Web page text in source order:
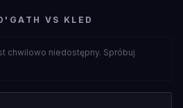
VS KLED
chwilowo niedostępny. Spróbuj